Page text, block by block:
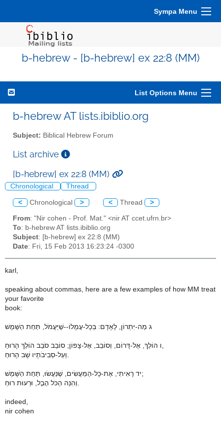
Sympa Menu
b-hebrew - [b-hebrew] ex 22:8 (MM)
List Options Menu
b-hebrew AT lists.ibiblio.org
Subject: Biblical Hebrew Forum
List archive
[b-hebrew] ex 22:8 (MM)
Chronological Thread
< Chronological > < Thread >
From: "Nir cohen - Prof. Mat." <nir AT ccet.ufrn.br>
To: b-hebrew AT lists.ibiblio.org
Subject: [b-hebrew] ex 22:8 (MM)
Date: Fri, 15 Feb 2013 16:23:24 -0300
karl,
speaking about commas, here are a few examples of how MM treat
your favorite
book:
ג מַה-יִּתְרוֹן, לָאָדָם: בְּכָל-עֲמָלוֹ--שֶׁיַּעֲמֹל, תַּחַת הַשָּׁמֶשׁ
יד רָאִיתִי, אֶת-כָּל-הַמַּעֲשִׂים, שֶׁנַּעֲשׂוּ, תַּחַת הַשָּׁמֶשׁ;
indeed,
nir cohen